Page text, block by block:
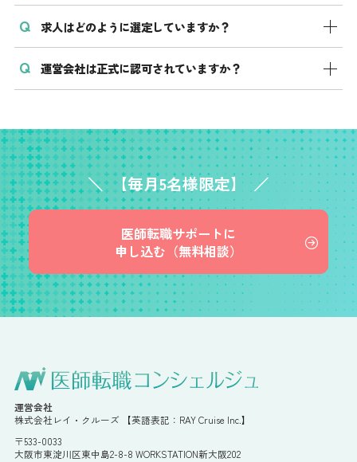
で深く理解し、十分な時間とリソースを投下するため、
品質担保の観点から毎月5名に限定しています。
年収、当直・オンコールの有無や回数、研究日の確保な
ど、医師が直接言い出しにくい条件も含めて戦略的に交
渉を代行します。
求人はどのように選定していますか？
公開情報だけでなく、病院の内部事情や雰囲気なども調
査したうえで、先生に本当に合う優良求人のみを厳選し
運営会社は正式に認可されていますか？
ズ）は、厚生労働大臣許可の有料職業紹介事業（許可番
号：27-ユ-300378）として、法令を遵守しサービスを提供
しています。 【毎月5名様限定】
医師転職サポートに
申し込む（無料相談）
運営会社
株式会社レイ・クルーズ 【英語表記：RAY Cruise Inc.】
〒533-0033
大阪市東淀川区東中島2-8-8 WORKSTATION新大阪202